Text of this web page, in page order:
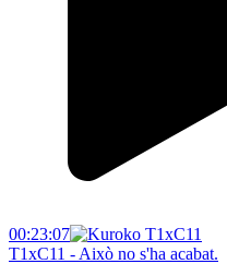
00:23:07
T1xC11 - Això no s'ha acabat.